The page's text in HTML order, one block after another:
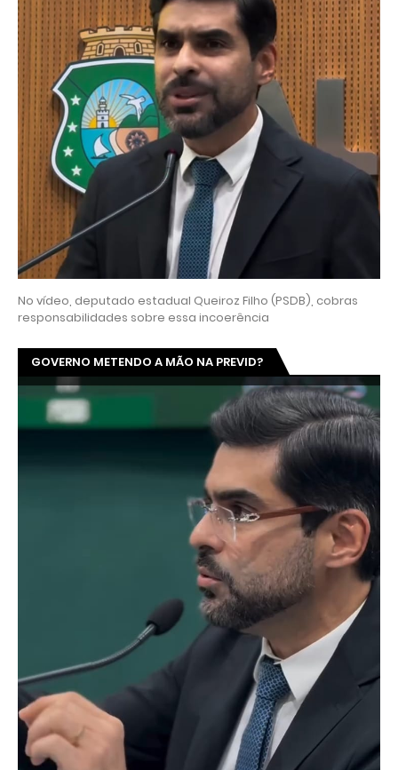
No vídeo, deputado estadual Queiroz Filho (PSDB), cobras
responsabilidades sobre essa incoerência
GOVERNO METENDO A MÃO NA PREVID?